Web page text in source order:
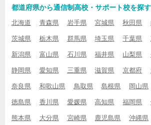
都道府県から通信制高校・サポート校を探す
北海道 青森県 岩手県 宮城県 秋田県
茨城県 栃木県 群馬県 埼玉県 千葉県
新潟県 富山県 石川県 福井県 山梨県
静岡県 愛知県 三重県 滋賀県 京都府
奈良県 和歌山県 鳥取県 島根県 岡山県
徳島県 香川県 愛媛県 高知県 福岡県
熊本県 大分県 宮崎県 鹿児島県 沖縄県